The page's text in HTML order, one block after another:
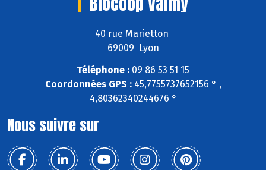
40 rue Marietton
69009 Lyon
Téléphone : 09 86 53 51 15
Coordonnées GPS :45,7755737652156 ° ,
4,80362340244676 °
Nous suivre sur